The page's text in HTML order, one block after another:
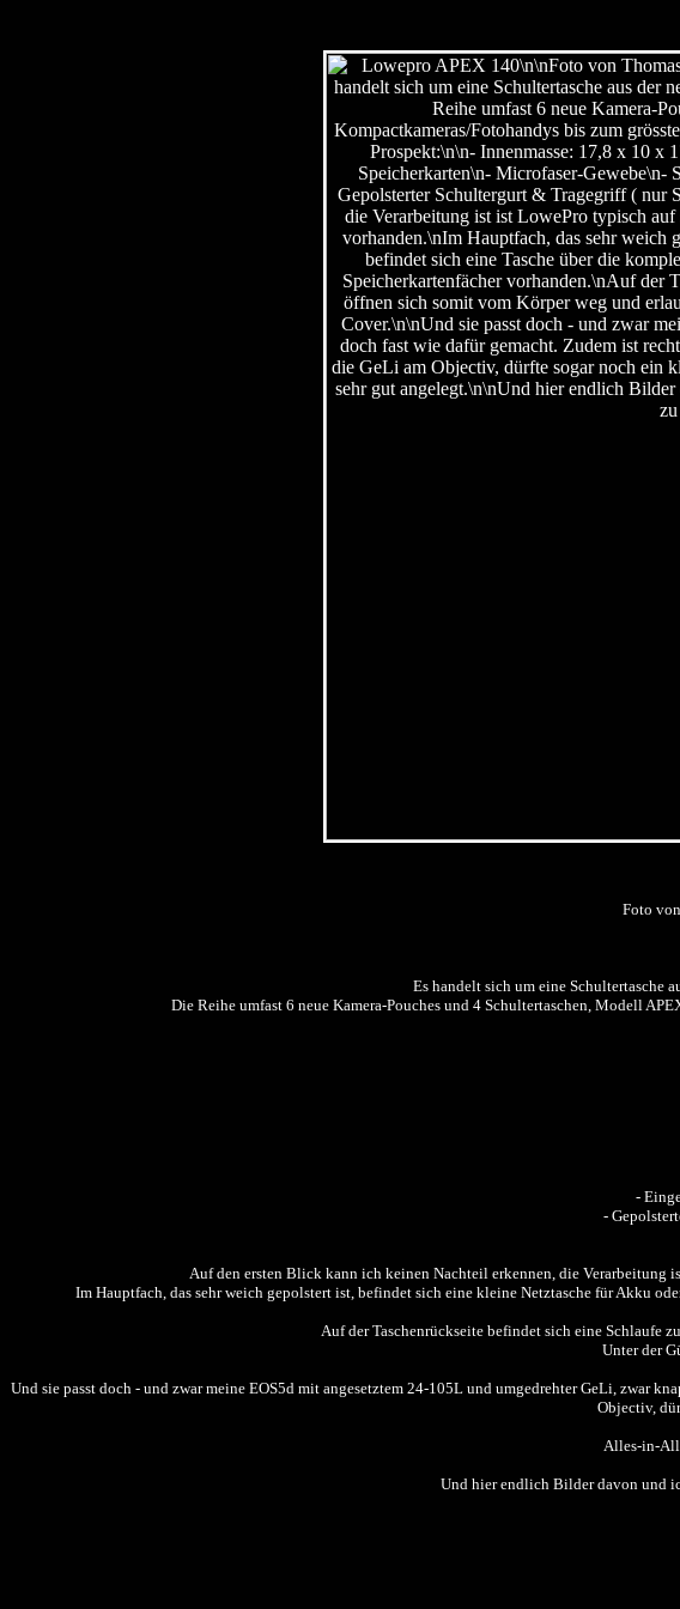
Foto
Es handelt sich um eine Schultertasche
Die Reihe umfast 6 neue Kamera-Pouches und 4 Schultertaschen, Modell
-
-
Auf den ersten Blick kann ich keinen Nachteil erkennen, die Verarbeitung
Im Hauptfach, das sehr weich gepolstert ist, befindet sich eine kleine Netztasche für Akku
Auf der Taschenrückseite befindet sich eine Schlaufe
Unter der
Und sie passt doch - und zwar meine EOS5d mit angesetztem 24-105L und umgedrehter GeLi, zwar
Objectiv,
Alles-in-
Und hier endlich Bilder davon und